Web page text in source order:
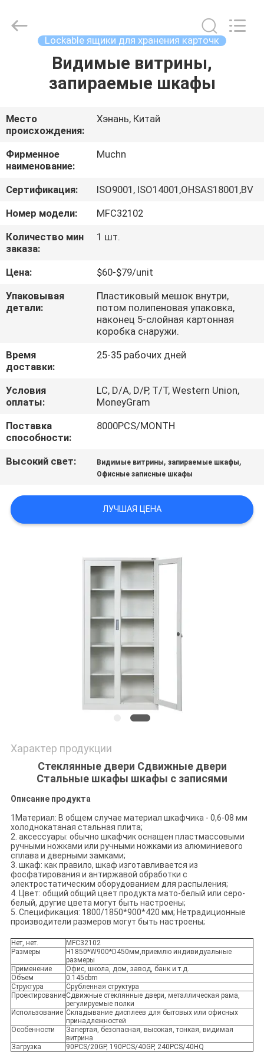
О
НАС
ПУТЕШЕСТВИЕ
ФАБРИКИ
ПРОВЕРКА
КАЧЕСТВА
СВЯЖИТЕСЬ
НОВОСТИ
СПРОСИТЕ
ЦИТАТУ
КАРТА
PRIVACY
Rights
Reserved.
Lockable ящики для хранения карточк
Видимые витрины,
запираемые шкафы
Место
происхождения:
Хэнань, Китай
Фирменное
наименование:
Muchn
Сертификация:
ISO9001, ISO14001,OHSAS18001,BV
Номер модели:
MFC32102
Количество мин
заказа:
1 шт.
Цена:
$60-$79/unit
Упаковывая
детали:
Пластиковый мешок внутри,
потом полипеновая упаковка,
наконец 5-слойная картонная
коробка снаружи.
Время
доставки:
25-35 рабочих дней
Условия
оплаты:
LC, D/A, D/P, T/T, Western Union,
MoneyGram
Поставка
способности:
8000PCS/MONTH
Высокий свет: Видимые витрины,запираемые шкафы,
Офисные записные шкафы
ЛУЧШАЯ ЦЕНА
Характер продукции
Стеклянные двери Сдвижные двери
Стальные шкафы шкафы с записями
Описание продукта
1Материал: В общем случае материал шкафчика - 0,6-08 мм
холоднокатаная стальная плита;
2. аксессуары: обычно шкафчик оснащен пластмассовыми
ручными ножками или ручными ножками из алюминиевого
сплава и дверными замками;
3. шкаф: как правило, шкаф изготавливается из
фосфатирования и антиржавой обработки с
электростатическим оборудованием для распыления;
4. Цвет: общий общий цвет продукта мато-белый или серо-
белый, другие цвета могут быть настроены;
5. Спецификация: 1800/1850*900*420 мм; Нетрадиционные
производители размеров могут быть настроены;
Нет, нет.
MFC32102
Размеры
H1850*W900*D450мм,приемлю индивидуальные
размеры
Применение
Офис, школа, дом, завод, банк и т.д.
Объем
0.145cbm
Структура
Срубленная структура
ПроектированиеСдвижные стеклянные двери, металлическая рама,
регулируемые полки
Использование Складывание дисплеев для бытовых или офисных
принадлежностей
Особенности
Запертая, безопасная, высокая, тонкая, видимая
витрина
Загрузка
90PCS/20GP, 190PCS/40GP, 240PCS/40HQ